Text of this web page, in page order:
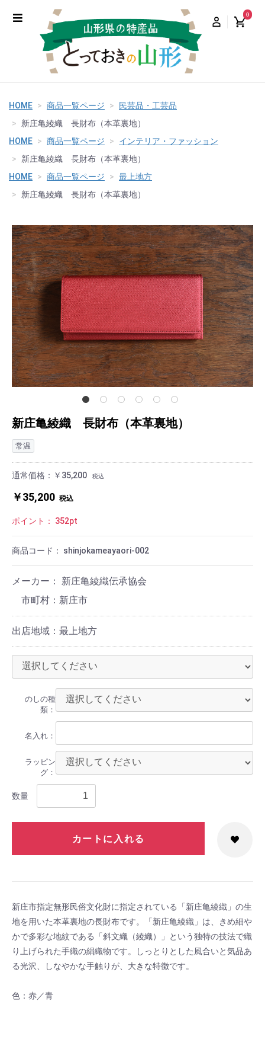
0
HOME 商品一覧ページ
民芸品・工芸品
新庄亀綾織 長財布（本革裏地）
HOME
商品一覧ページ
インテリア・ファッション
新庄亀綾織 長財布（本革裏地）
HOME
商品一覧ページ
最上地方
新庄亀綾織 長財布（本革裏地）
新庄亀綾織 長財布（本革裏地）
常温
通常価格： ￥35,200 税込
￥35,200 税込
ポイント： 352pt
商品コード： shinjokameayaori-002
メーカー： 新庄亀綾織伝承協会
新庄市
出店地域：最上地方
のしの種
類：
名入れ：
ラッピン
グ：
数量
カートに入れる
新庄市指定無形民俗文化財に指定されている「新庄亀綾織」の生
地を用いた本革裏地の長財布です。「新庄亀綾織」は、きめ細や
かで多彩な地紋である「斜文織（綾織）」という独特の技法で織
り上げられた手織の絹織物です。しっとりとした風合いと気品あ
る光沢、しなやかな手触りが、大きな特徴です。
色：赤／青